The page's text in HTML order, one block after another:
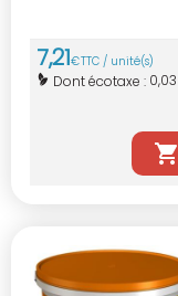
7,21€TTC / unité(s)
Dont écotaxe : 0,03